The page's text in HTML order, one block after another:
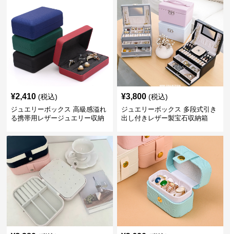
¥2,410 (税込)
ジュエリーボックス 高級感溢れ
る携帯用レザージュエリー収納
¥3,800 (税込)
ジュエリーボックス 多段式引き
出し付きレザー製宝石収納箱